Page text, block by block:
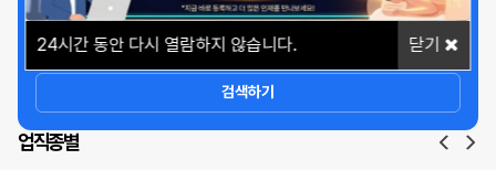
24시간 동안 다시 열람하지 않습니다. 닫기
상세옵션
검색하기
업직종별